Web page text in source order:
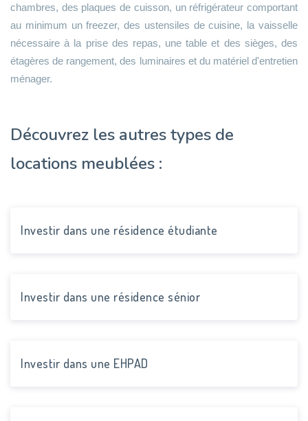
chambres, des plaques de cuisson, un réfrigérateur comportant
au minimum un freezer, des ustensiles de cuisine, la vaisselle
nécessaire à la prise des repas, une table et des sièges, des
étagères de rangement, des luminaires et du matériel d'entretien
ménager.
Découvrez les autres types de
locations meublées :
Investir dans une résidence étudiante
Investir dans une résidence sénior
Investir dans une EHPAD